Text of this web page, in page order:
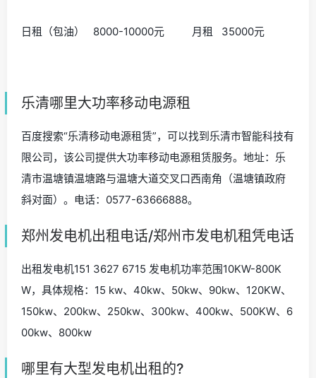
日租（包油） 8000-10000元 月租 35000元
乐清哪里大功率移动电源租
百度搜索“乐清移动电源租赁”，可以找到乐清市智能科技有
限公司，该公司提供大功率移动电源租赁服务。地址：乐
清市温塘镇温塘路与温塘大道交叉口西南角（温塘镇政府
斜对面）。电话：0577-63666888。
郑州发电机出租电话/郑州市发电机租凭电话
出租发电机151 3627 6715 发电机功率范围10KW-800K
W，具体规格：15 kw、40kw、50kw、90kw、120KW、
150kw、200kw、250kw、300kw、400kw、500KW、6
00kw、800kw
哪里有大型发电机出租的?